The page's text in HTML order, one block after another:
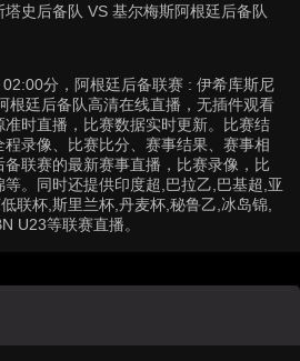
塔史后备队 VS 基尔梅斯阿根廷后备队
分，阿根廷后备联赛 : 伊希库斯尼
根廷后备队高清在线直播，无插件观看
时直播，比赛数据实时更新。比赛结
录像、比赛比分、赛事结果、赛事相
联赛的最新赛事直播，比赛录像，比
。同时还提供印度超,巴拉乙,巴基超,亚
联杯,斯里兰杯,丹麦杯,秘鲁乙,冰岛锦,
U23等联赛直播。